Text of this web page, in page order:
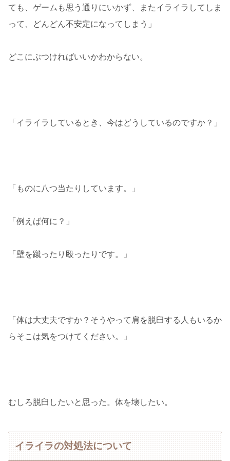
ても、ゲームも思う通りにいかず、またイライラしてしま
って、どんどん不安定になってしまう」
どこにぶつければいいかわからない。
「イライラしているとき、今はどうしているのですか？」
「ものに八つ当たりしています。」
「例えば何に？」
「壁を蹴ったり殴ったりです。」
「体は大丈夫ですか？そうやって肩を脱臼する人もいるか
らそこは気をつけてください。」
むしろ脱臼したいと思った。体を壊したい。
イライラの対処法について